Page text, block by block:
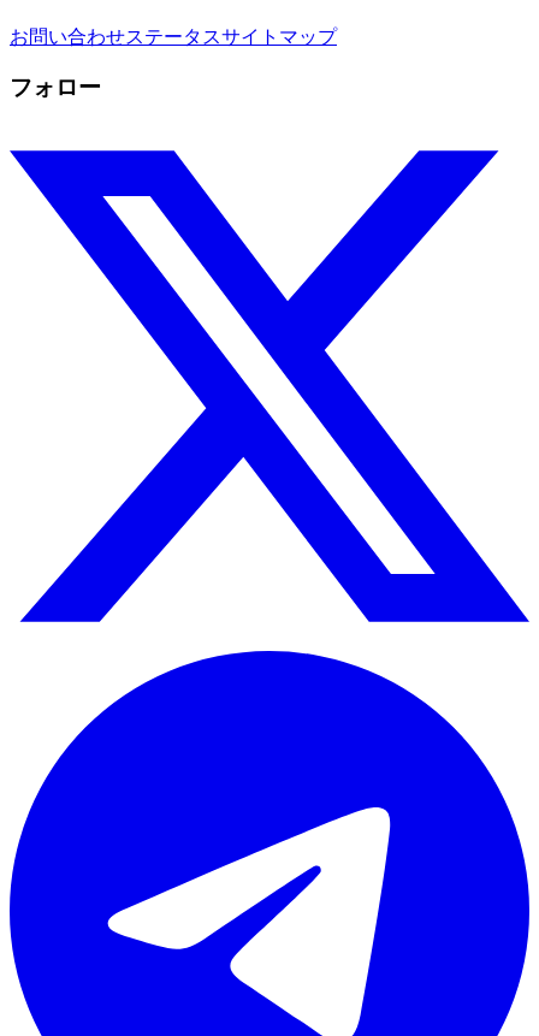
お問い合わせステータスサイトマップ
フォロー